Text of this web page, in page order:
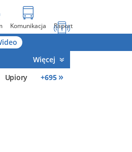
Komunikacja Raport
Więcej
Upiory +695 »